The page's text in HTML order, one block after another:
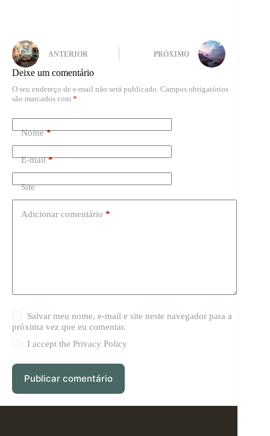
ANTERIOR PRÓXIMO
Deixe um comentário
O seu endereço de e-mail não será publicado. Campos obrigatórios
são marcados com *
Nome*
E-mail*
Site
Adicionar comentário *
Salvar meu nome, e-mail e site neste navegador para a
próxima vez que eu comentar.
I accept thePrivacy Policy
Publicar comentário